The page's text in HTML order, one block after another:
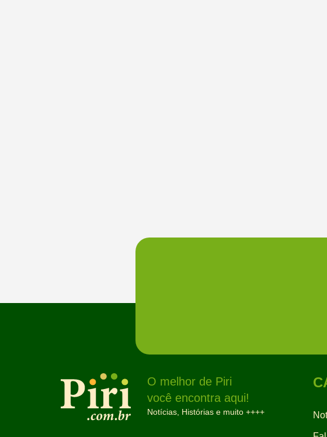
O melhor de Piri
você encontra aqui!
Notícias, Histórias e muito ++++